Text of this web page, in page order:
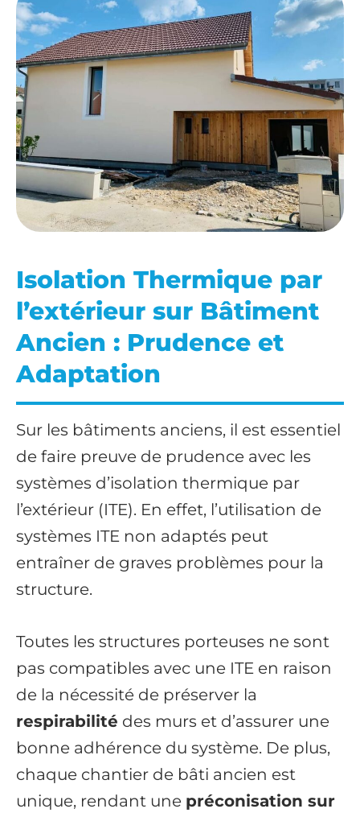
Isolation Thermique par
l’extérieur sur Bâtiment
Ancien : Prudence et
Adaptation
Sur les bâtiments anciens, il est essentiel
de faire preuve de prudence avec les
systèmes d’isolation thermique par
l’extérieur (ITE). En effet, l’utilisation de
systèmes ITE non adaptés peut
entraîner de graves problèmes pour la
structure.
Toutes les structures porteuses ne sont
pas compatibles avec une ITE en raison
de la nécessité de préserver la
respirabilité des murs et d’assurer une
bonne adhérence du système. De plus,
chaque chantier de bâti ancien est
unique, rendant une préconisation sur